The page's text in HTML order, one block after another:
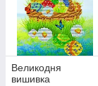
Великодня
вишивка